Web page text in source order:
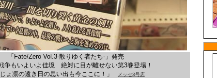
「Fate/Zero Vol.3-散りゆく者たち-」発売
争もいよいよ佳境 絶対に目が離せない第3巻登場！
ょ凛の遠き日の思い出も今ここに！」
メッセ3号店